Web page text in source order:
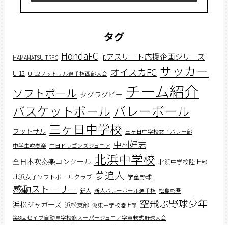
タグ
HAMAMATSU TRFC HondaFC jr.アスリート応援企画シリーズ
U-12 U-12フットサル選手権西部大会 オイスカFC サッカー
ソフトボール タグラグビー チーム紹介
バスケットボール バレーボール
フットサル 三ヶ日中学校 三ヶ日中学校女子バレー部
中学生吹奏楽 中日ドラゴンズジュニア 中村好志
全日本吹奏楽コンクール 北浜中学校 北浜中学校陸上部
北浜女子ソフトボールクラブ 夢追人 学童野球
感動ストーリー 新人 新人バレーボール選手権 松島彰吾
浜松ジャガーズ 浜松支部 湖東中学校陸上部 空飛ぶ野球少年
第8回セイブ自動車学校旗スーパージュニア学童軟式野球大会